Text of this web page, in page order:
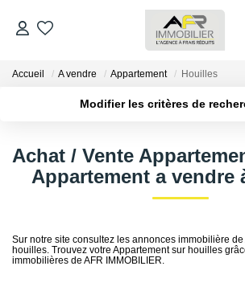
ACHETER
ESTIMER
Accueil A vendre Appartement Houilles
Modifier les critères de
Type de bien
Budget max
Achat / Vente
Appartement a vendre
Sur notre site consultez les annonces immobilière
houilles. Trouvez votre Appartement sur houilles
immobilières de AFR IMMOBILIER.